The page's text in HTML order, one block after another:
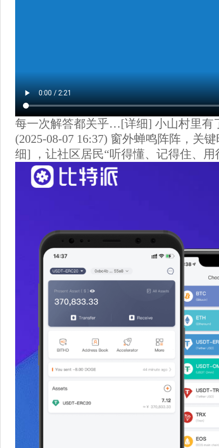
每一次解答都关乎…[详细] 小山村里有
(2025-08-07 16:37) 窗外蝉鸣阵阵，关
细] ，让社区居民“听得懂、记得住、用